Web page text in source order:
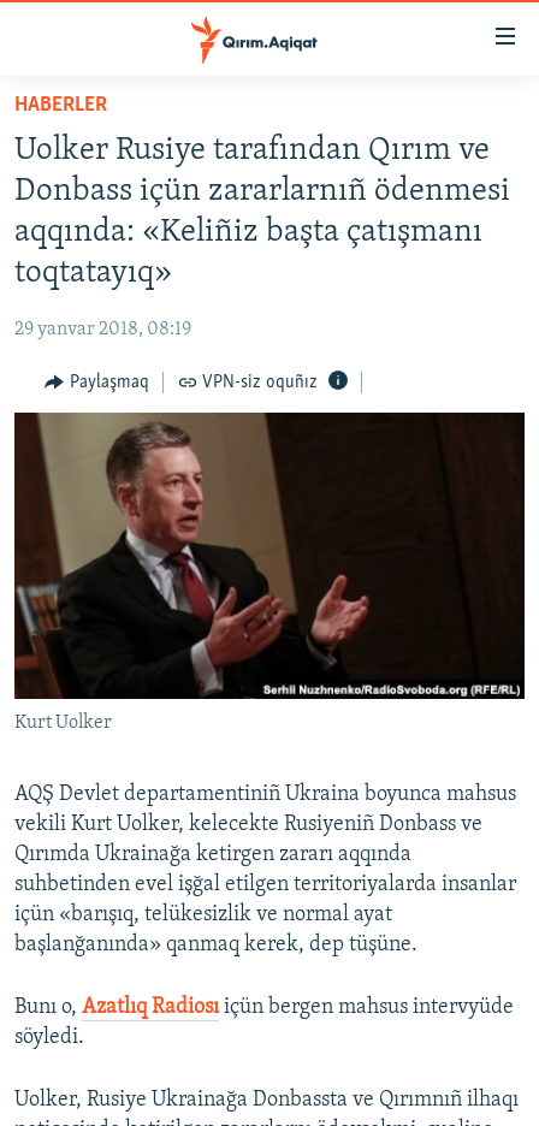
Esas
qaytmaq
Baş
navigatsiyağa
qaytmaq
Qıdıruvğa
HABERLER
SİYASET
İQTİSADİYAT
CEMİYET
İNSAN AQLARI
VİDEO
SÜRET
BLOGLAR
FİKİR
Русский
Українською
QOŞULIÑIZ!
RFE/RS bütün saytları
HABERLER
Uolker Rusiye tarafından Qırım ve
Donbass içün zararlarnıñ ödenmesi
aqqında: «Keliñiz başta çatışmanı
toqtatayıq»
29 yanvar 2018, 08:19
Paylaşmaq VPN-siz oquñız
Kurt Uolker
AQŞ Devlet departamentiniñ Ukraina boyunca mahsus
vekili Kurt Uolker, kelecekte Rusiyeniñ Donbass ve
Qırımda Ukrainağa ketirgen zararı aqqında
suhbetinden evel işğal etilgen territoriyalarda insanlar
içün «barışıq, telükesizlik ve normal ayat
başlanğanında» qanmaq kerek, dep tüşüne.
Bunı o, Azatlıq Radiosıiçün bergen mahsus intervyüde
söyledi.
Uolker, Rusiye Ukrainağa Donbassta ve Qırımnıñ ilhaqı